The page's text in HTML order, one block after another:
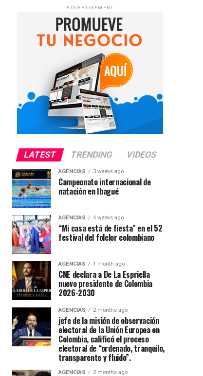
ADVERTISEMENT
LATEST TRENDING VIDEOS
AGENCIAS 3 weeks ago
Campeonato internacional de
natación en Ibagué
AGENCIAS 4 weeks ago
“Mi casa está de fiesta” en el 52
festival del folclor colombiano
AGENCIAS 1 month ago
CNE declara a De La Espriella
nuevo presidente de Colombia
2026-2030
AGENCIAS 2 months ago
jefe de la misión de observación
electoral de la Unión Europea en
Colombia, calificó el proceso
electoral de “ordenado, tranquilo,
transparente y fluido”.
AGENCIAS 2 months ago